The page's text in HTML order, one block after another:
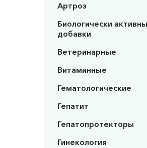
Артроз
Биологически
добавки
Ветеринарные
Витаминные
Гематологические
Гепатит
Гепатопротекторы
Гинекология